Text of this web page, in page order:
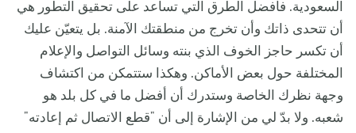
السعودية. فأفضل الطرق التي تساعد على تحقيق التطور هي
أن تتحدى ذاتك وأن تخرج من منطقتك الآمنة. بل يتعيّن عليك
أن تكسر حاجز الخوف الذي بنته وسائل التواصل والإعلام
المختلفة حول بعض الأماكن. وهكذا ستتمكن من اكتشاف
وجهة نظرك الخاصة وستدرك أن أفضل ما في كل بلد هو
شعبه. ولا بدّ لي من الإشارة إلى أن "قطع الاتصال ثم إعادته"